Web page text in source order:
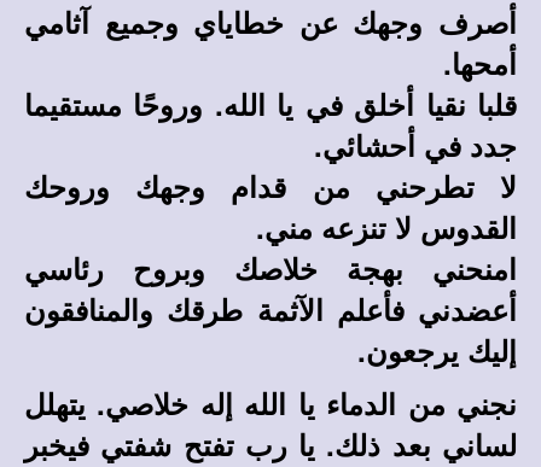
أصرف وجهك عن خطاياي وجميع آثامي
أمحها.
قلبا نقيا أخلق في يا الله. وروحًا مستقيما
جدد في أحشائي.
لا تطرحني من قدام وجهك وروحك
القدوس لا تنزعه مني.
امنحني بهجة خلاصك وبروح رئاسي
أعضدني فأعلم الآثمة طرقك والمنافقون
إليك يرجعون.
نجني من الدماء يا الله إله خلاصي. يتهلل
لساني بعد ذلك. يا رب تفتح شفتي فيخبر